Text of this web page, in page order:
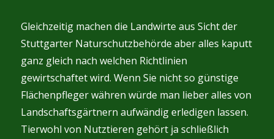
Gleichzeitig machen die Landwirte aus Sicht der
Stuttgarter Naturschutzbehörde aber alles kaputt
ganz gleich nach welchen Richtlinien
gewirtschaftet wird. Wenn Sie nicht so günstige
Flächenpfleger währen würde man lieber alles von
Landschaftsgärtnern aufwändig erledigen lassen.
Tierwohl von Nutztieren gehört ja schließlich